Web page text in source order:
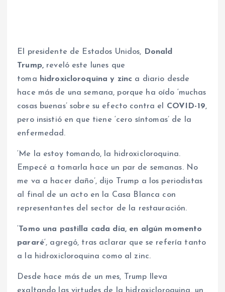
El presidente de Estados Unidos,
Donald
Trump, reveló este lunes que
toma hidroxicloroquina y zinc a diario desde
hace más de una semana, porque ha oído ‘muchas
cosas buenas’ sobre su efecto contra el
COVID-19,
pero insistió en que tiene ‘cero síntomas’ de la
enfermedad.
‘Me la estoy tomando, la hidroxicloroquina.
Empecé a tomarla hace un par de semanas. No
me va a hacer daño’, dijo Trump a los periodistas
al final de un acto en la Casa Blanca con
representantes del sector de la restauración.
‘Tomo una pastilla cada día, en algún momento
pararé‘, agregó, tras aclarar que se refería tanto
a la hidroxicloroquina como al zinc.
Desde hace más de un mes, Trump lleva